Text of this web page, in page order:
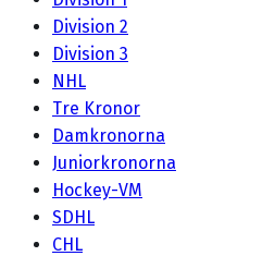
Division 2
Division 3
NHL
Tre Kronor
Damkronorna
Juniorkronorna
Hockey-VM
SDHL
CHL